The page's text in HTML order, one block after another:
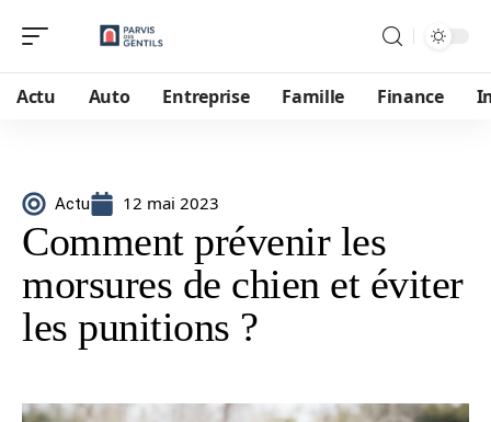
Actu Auto Entreprise Famille Finance
Actu 12 mai 2023
Comment prévenir les
morsures de chien et éviter
les punitions ?